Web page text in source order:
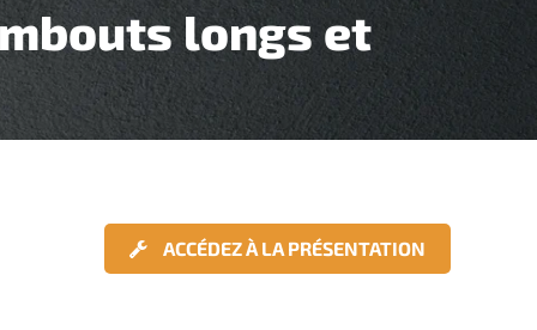
longs et
ACCÉDEZ À LA PRÉSENTATION